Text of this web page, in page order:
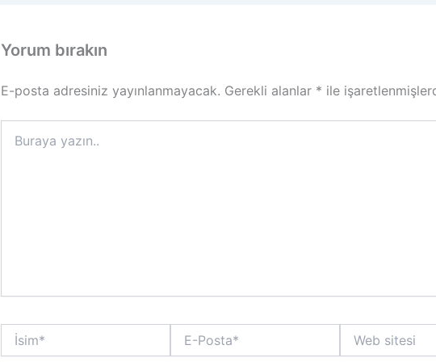
Yorum bırakın
E-posta adresiniz yayınlanmayacak. Gerekli alanlar * ile
yazın..
İsim*
Posta*
sitesi